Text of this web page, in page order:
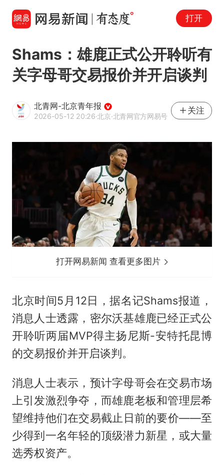
打开
Shams：雄鹿正式公开聆听有
关字母哥交易报价并开启谈判
北青网-北京青年报
2026-05-12 20:26·北京·北青网官方网易号
关注
打开网易新闻 查看更多图片
北京时间5月12日，据名记Shams报道，
消息人士透露，密尔沃基雄鹿已经正式公
开聆听两届MVP得主扬尼斯-安特托昆博
的交易报价并开启谈判。
消息人士表示，预计字母哥会在交易市场
上引发激烈争夺，而雄鹿老板和管理层希
望维持他们在交易截止日前的要价——至
少得到一名年轻的顶级潜力新星，或大量
选秀权资产。